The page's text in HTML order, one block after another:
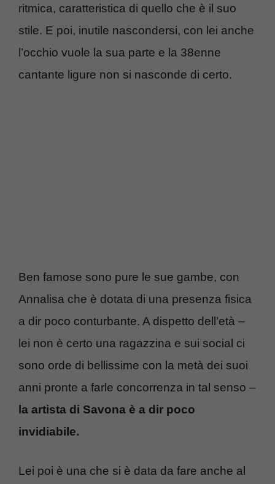
ritmica, caratteristica di quello che è il suo
stile. E poi, inutile nascondersi, con lei anche
l’occhio vuole la sua parte e la 38enne
cantante ligure non si nasconde di certo.
Ben famose sono pure le sue gambe, con
Annalisa che è dotata di una presenza fisica
a dir poco conturbante. A dispetto dell’età –
lei non è certo una ragazzina e sui social ci
sono orde di bellissime con la metà dei suoi
anni pronte a farle concorrenza in tal senso –
la artista di Savona è a dir poco
invidiabile.
Lei poi è una che si è data da fare anche al